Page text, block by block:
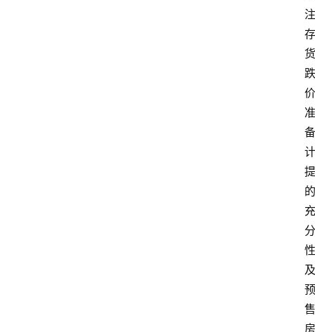
注
存
货
跌
价
准
备
计
提
的
充
分
性
及
预
售
房